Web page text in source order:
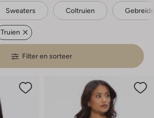
Sweaters Coltruien
Truien
Filter en sorteer